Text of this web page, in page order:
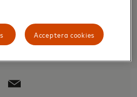
Acceptera cookies